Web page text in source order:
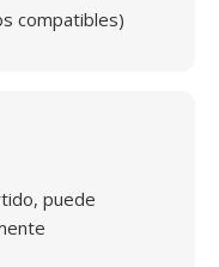
compatibles)
puede